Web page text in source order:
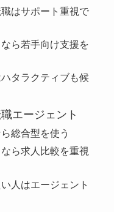
はサポート重視で
ら若手向け支援を
タラクティブも候
エージェント
総合型を使う
ら求人比較を重視
人はエージェント